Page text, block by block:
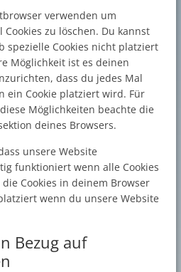
verwenden um
zu löschen. Du kannst
spezielle Cookies nicht platziert
Möglichkeit ist es deinen
dass du jedes Mal
ein Cookie platziert wird. Für
Möglichkeiten beachte die
deines Browsers.
unsere Website
funktioniert wenn alle Cookies
Cookies in deinem Browser
wenn du unsere Website
Bezug auf